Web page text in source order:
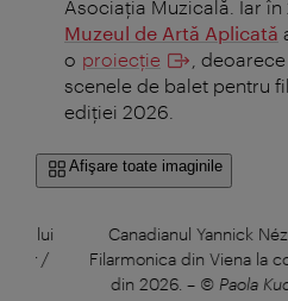
Asociaţia Muzicală. Iar în
Muzeul de Artă Aplicată
o proiecție
,
scenele de balet pentru
ediției 2026.
Afişare toate imaginile
lui
/
Canadianul Yannick
Filarmonica din Viena la
din 2026. – © Paola